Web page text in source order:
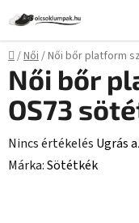
fő
tartalomhoz
Kezdőlap
/Női/Női bőr platform
Női bőr
OS73
A
termék
Nincs értékelés Ugrás
Márka:Sötétkék